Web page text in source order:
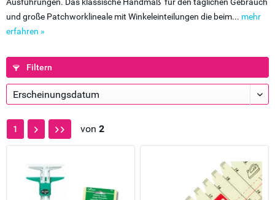
und große Patchworklineale mit Winkeleinteilungen die beim... mehr
erfahren »
Filtern
1 von 2